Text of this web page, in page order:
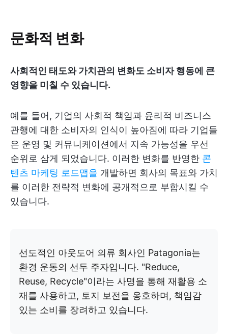
문화적 변화
사회적인 태도와 가치관의 변화도 소비자 행동에 큰
영향을 미칠 수 있습니다.
예를 들어, 기업의 사회적 책임과 윤리적 비즈니스
관행에 대한 소비자의 인식이 높아짐에 따라 기업들
은 운영 및 커뮤니케이션에서 지속 가능성을 우선
순위로 삼게 되었습니다. 이러한 변화를 반영한 콘
텐츠 마케팅 로드맵을 개발하면 회사의 목표와 가치
를 이러한 전략적 변화에 공개적으로 부합시킬 수
있습니다.
선도적인 아웃도어 의류 회사인 Patagonia는
환경 운동의 선두 주자입니다. "Reduce,
Reuse, Recycle"이라는 사명을 통해 재활용 소
재를 사용하고, 토지 보전을 옹호하며, 책임감
있는 소비를 장려하고 있습니다.